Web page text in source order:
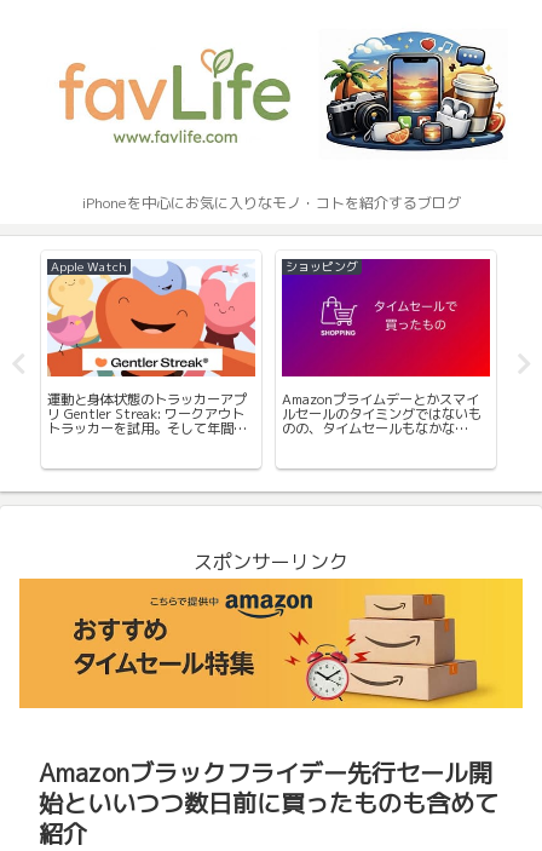
iPhoneを中心にお気に入りなモノ・コトを紹介するブログ
Apple Watch
運動と身体状態のトラッカーアプ
リ Gentler Streak: ワークアウト
トラッカーを試用。そして年間登
ショッピング
Amazonプライムデーとかスマイ
ルセールのタイミングではないも
のの、タイムセールもなかな
スポンサーリンク
Amazonブラックフライデー先行セール開
始といいつつ数日前に買ったものも含めて
紹介